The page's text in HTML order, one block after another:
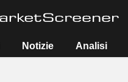
Notizie Analisi